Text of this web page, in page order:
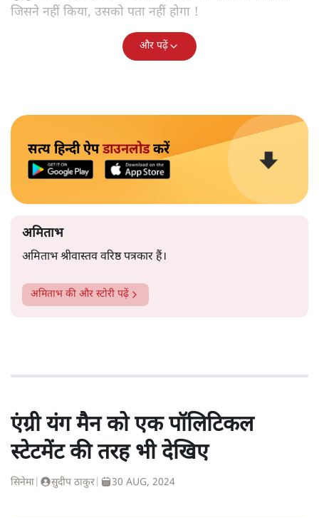
मैं लेटता हूँ कभी, तो मैं याद करता हूँ जब मैं थर्ड क्लास कंपार्टमेंट
में आया था बॉंबे, और कोई दो दिन की तक़रीबन जर्नी थी, तो देयर
वाज नो प्लेस टु सिट, मतलब कंधा टिकाने की जगह नहीं थी and
सोचता हूँ तेरी औक़ात है? अभी भी ये लगता है कि ये ब्रेकफ़ास्ट मेरा
नहीं है। ये किसी और का है। I can’t get over this.”
अपने बीते दिनों के संघर्ष को याद करते हुए उस दौर में नींद , भूख,
महरूमी के एहसास की आज की पांच सितारा होटलों में गुज़रने
वाली ऐशोआराम की जिंदगी से तुलना करते हुए जावेद अख़्तर की
कथ्य की मार्मिकता, जावेद अख़्तर की टीस दर्शक को भी भावुक
कर देती है।
(मशहूर हॉलीवुड स्टार) समझता था।
उनसे जब पूछा जाता है कि उनको हेलेन से प्यार कैसे हुआ तो
और पढ़ें
सत्य हिन्दी ऐपडाउनलोडकरें